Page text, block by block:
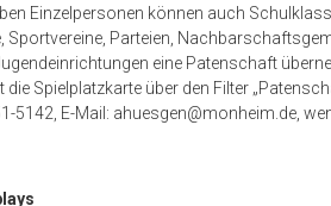
Einzelpersonen können auch
Sportvereine, Parteien,
eine Patenschaft
Spielplatzkarte über den Filter
5142, E-Mail: ahuesgen@monheim.de,